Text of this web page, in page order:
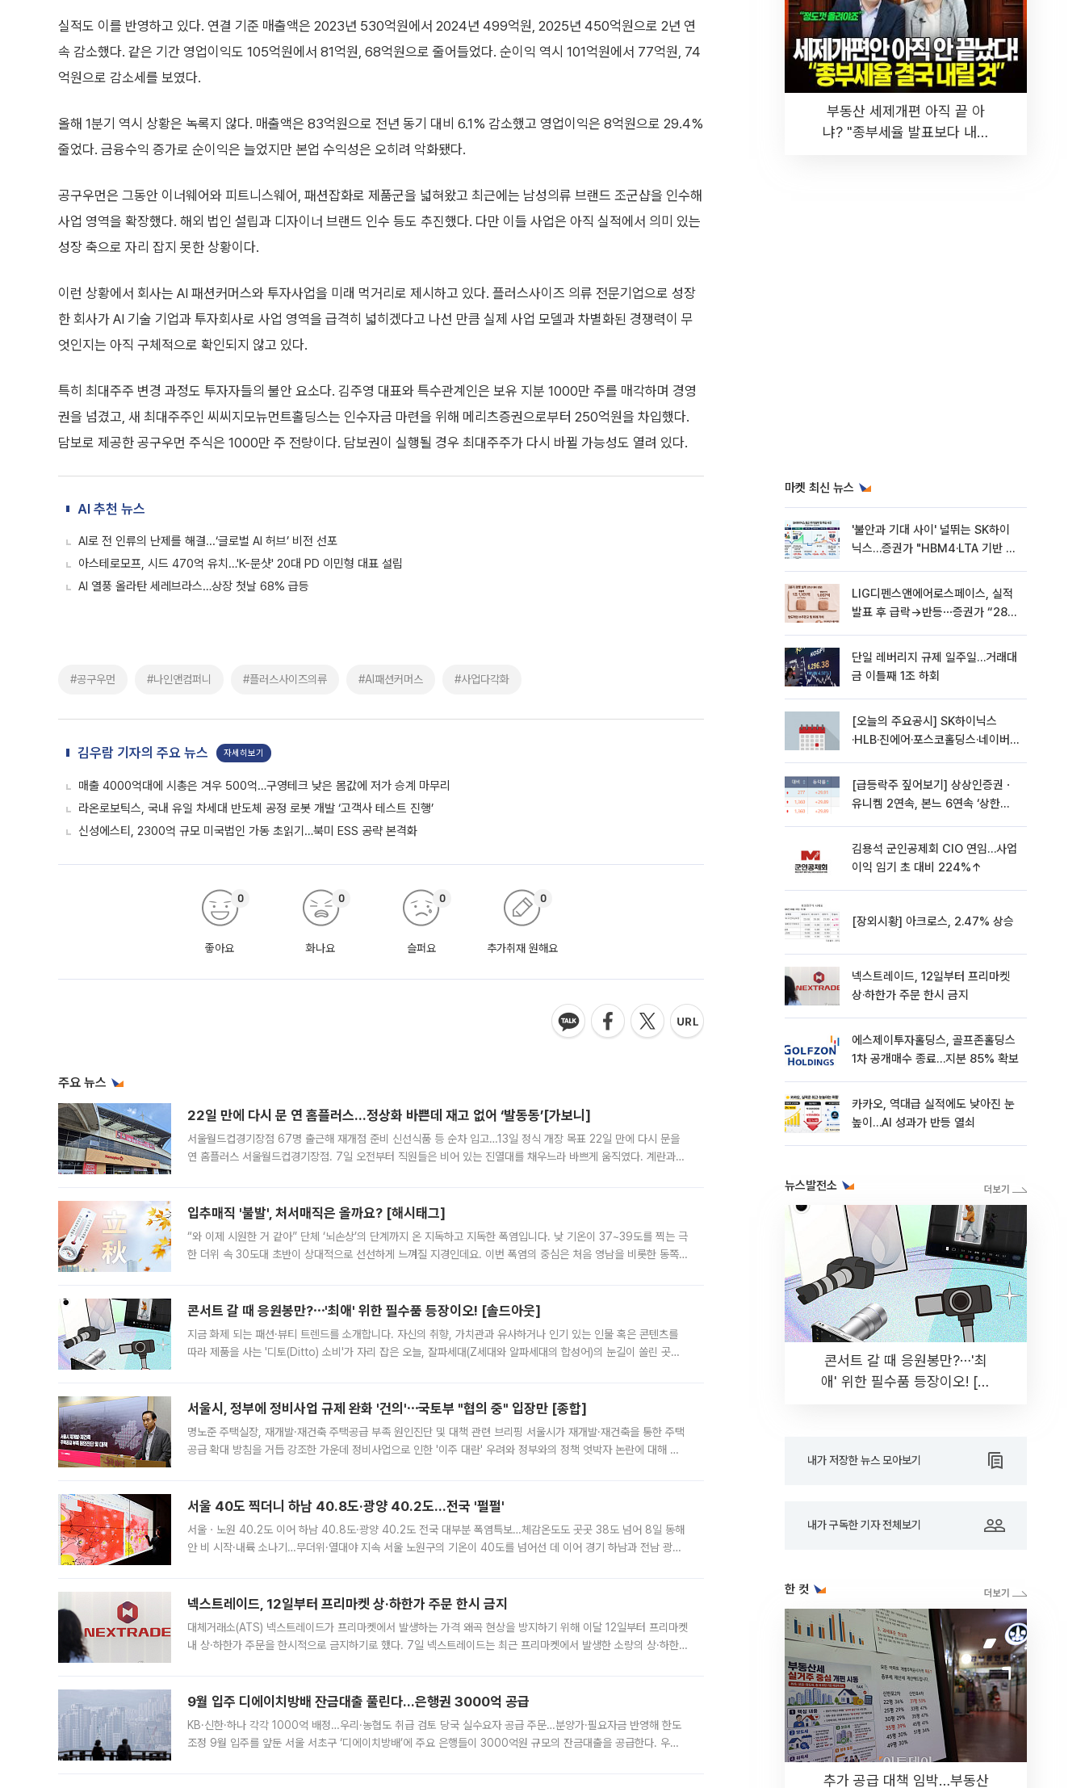
실적도 이를 반영하고 있다. 연결 기준 매출액은 2023년 530억원에서 2024년 499억원, 2025년 450억원으로 2년 연
속 감소했다. 같은 기간 영업이익도 105억원에서 81억원, 68억원으로 줄어들었다. 순이익 역시 101억원에서 77억원, 74
억원으로 감소세를 보였다.
올해 1분기 역시 상황은 녹록지 않다. 매출액은 83억원으로 전년 동기 대비 6.1% 감소했고 영업이익은 8억원으로 29.4%
줄었다. 금융수익 증가로 순이익은 늘었지만 본업 수익성은 오히려 악화됐다.
공구우먼은 그동안 이너웨어와 피트니스웨어, 패션잡화로 제품군을 넓혀왔고 최근에는 남성의류 브랜드 조군샵을 인수해
사업 영역을 확장했다. 해외 법인 설립과 디자이너 브랜드 인수 등도 추진했다. 다만 이들 사업은 아직 실적에서 의미 있는
성장 축으로 자리 잡지 못한 상황이다.
이런 상황에서 회사는 AI 패션커머스와 투자사업을 미래 먹거리로 제시하고 있다. 플러스사이즈 의류 전문기업으로 성장
한 회사가 AI 기술 기업과 투자회사로 사업 영역을 급격히 넓히겠다고 나선 만큼 실제 사업 모델과 차별화된 경쟁력이 무
엇인지는 아직 구체적으로 확인되지 않고 있다.
특히 최대주주 변경 과정도 투자자들의 불안 요소다. 김주영 대표와 특수관계인은 보유 지분 1000만 주를 매각하며 경영
권을 넘겼고, 새 최대주주인 씨씨지모뉴먼트홀딩스는 인수자금 마련을 위해 메리츠증권으로부터 250억원을 차입했다.
담보로 제공한 공구우먼 주식은 1000만 주 전량이다. 담보권이 실행될 경우 최대주주가 다시 바뀔 가능성도 열려 있다.
AI 추천 뉴스
AI로 전 인류의 난제를 해결...‘글로벌 AI 허브’ 비전 선포
아스테로모프, 시드 470억 유치…'K-문샷' 20대 PD 이민형 대표 설립
AI 열풍 올라탄 세레브라스…상장 첫날 68% 급등
#공구우먼 #나인앤컴퍼니 #플러스사이즈의류 #AI패션커머스 #사업다각화
김우람 기자의 주요 뉴스 자세히보기
매출 4000억대에 시총은 겨우 500억…구영테크 낮은 몸값에 저가 승계 마무리
라온로보틱스, 국내 유일 차세대 반도체 공정 로봇 개발 ‘고객사 테스트 진행’
신성에스티, 2300억 규모 미국법인 가동 초읽기…북미 ESS 공략 본격화
좋아요
0
화나요
0
슬퍼요
0
추가취재 원해요
0
주요 뉴스
22일 만에 다시 문 연 홈플러스…정상화 바쁜데 재고 없어 ‘발동동’[가보니]
서울월드컵경기장점 67명 출근해 재개점 준비 신선식품 등 순차 입고…13일 정식 개장 목표 22일 만에 다시 문을
연 홈플러스 서울월드컵경기장점. 7일 오전부터 직원들은 비어 있는 진열대를 채우느라 바쁘게 움직였다. 계란과
입추매직 '불발', 처서매직은 올까요? [해시태그]
“와 이제 시원한 거 같아” 단체 ‘뇌손상’의 단계까지 온 지독하고 지독한 폭염입니다. 낮 기온이 37~39도를 찍는 극
한 더위 속 30도대 초반이 상대적으로 선선하게 느껴질 지경인데요. 이번 폭염의 중심은 처음 영남을 비롯한 동쪽
콘서트 갈 때 응원봉만?⋯'최애' 위한 필수품 등장이오! [솔드아웃]
지금 화제 되는 패션·뷰티 트렌드를 소개합니다. 자신의 취향, 가치관과 유사하거나 인기 있는 인물 혹은 콘텐츠를
따라 제품을 사는 '디토(Ditto) 소비'가 자리 잡은 오늘, 잘파세대(Z세대와 알파세대의 합성어)의 눈길이 쏠린 곳은
서울시, 정부에 정비사업 규제 완화 '건의'⋯국토부 "협의 중" 입장만 [종합]
명노준 주택실장, 재개발·재건축 주택공급 부족 원인진단 및 대책 관련 브리핑 서울시가 재개발·재건축을 통한 주택
공급 확대 방침을 거듭 강조한 가운데 정비사업으로 인한 '이주 대란' 우려와 정부와의 정책 엇박자 논란에 대해 정
서울 40도 찍더니 하남 40.8도·광양 40.2도…전국 '펄펄'
서울ㆍ노원 40.2도 이어 하남 40.8도·광양 40.2도 전국 대부분 폭염특보…체감온도도 곳곳 38도 넘어 8일 동해
안 비 시작·내륙 소나기…무더위·열대야 지속 서울 노원구의 기온이 40도를 넘어선 데 이어 경기 하남과 전남 광양
넥스트레이드, 12일부터 프리마켓 상·하한가 주문 한시 금지
대체거래소(ATS) 넥스트레이드가 프리마켓에서 발생하는 가격 왜곡 현상을 방지하기 위해 이달 12일부터 프리마켓
내 상·하한가 주문을 한시적으로 금지하기로 했다. 7일 넥스트레이드는 최근 프리마켓에서 발생한 소량의 상·하한
9월 입주 디에이치방배 잔금대출 풀린다…은행권 3000억 공급
KB·신한·하나 각각 1000억 배정…우리·농협도 취급 검토 당국 실수요자 공급 주문…분양가·필요자금 반영해 한도
조정 9월 입주를 앞둔 서울 서초구 ‘디에이치방배’에 주요 은행들이 3000억원 규모의 잔금대출을 공급한다. 우리
부동산 세제개편 아직 끝 아
냐? "종부세율 발표보다 내릴
마켓 최신 뉴스
'불안과 기대 사이' 널뛰는 SK하이
닉스…증권가 "HBM4·LTA 기반 펀
LIG디펜스앤에어로스페이스, 실적
발표 후 급락→반등⋯증권가 “28년
단일 레버리지 규제 일주일…거래대
금 이틀째 1조 하회
[오늘의 주요공시] SK하이닉스
·HLB·진에어·포스코홀딩스·네이버·
[급등락주 짚어보기] 상상인증권ㆍ
유니켐 2연속, 본느 6연속 ‘상한
김용석 군인공제회 CIO 연임…사업
이익 임기 초 대비 224%↑
[장외시황] 아크로스, 2.47% 상승
넥스트레이드, 12일부터 프리마켓
상·하한가 주문 한시 금지
에스제이투자홀딩스, 골프존홀딩스
1차 공개매수 종료…지분 85% 확보
카카오, 역대급 실적에도 낮아진 눈
높이…AI 성과가 반등 열쇠
뉴스발전소
콘서트 갈 때 응원봉만?⋯'최
애' 위한 필수품 등장이오! [솔
내가 저장한 뉴스 모아보기
내가 구독한 기자 전체보기
한 컷
추가 공급 대책 임박…부동산